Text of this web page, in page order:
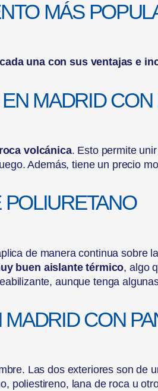
MÁS
cada una con sus ventajas e
MADRID
volcánica. Esto permite
Además, tiene un precio
de manera continua sobre
buen aislante térmico, algo
aunque tenga
CON
Las dos exteriores son de
poliestireno, lana de roca u